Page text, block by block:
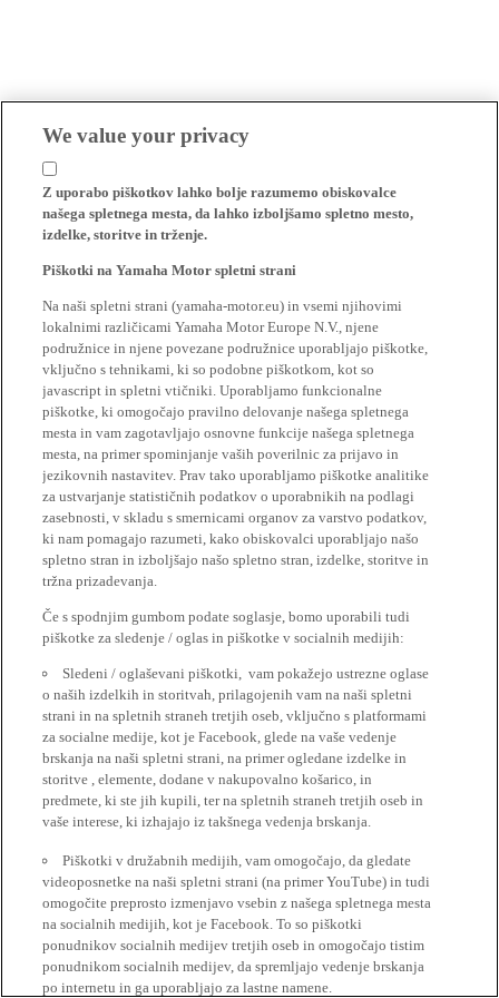
We value your privacy
Z uporabo piškotkov lahko bolje razumemo obiskovalce
našega spletnega mesta, da lahko izboljšamo spletno mesto,
izdelke, storitve in trženje.
Piškotki na Yamaha Motor spletni strani
Na naši spletni strani (yamaha-motor.eu) in vsemi njihovimi
lokalnimi različicami Yamaha Motor Europe N.V., njene
podružnice in njene povezane podružnice uporabljajo piškotke,
vključno s tehnikami, ki so podobne piškotkom, kot so
javascript in spletni vtičniki. Uporabljamo funkcionalne
piškotke, ki omogočajo pravilno delovanje našega spletnega
mesta in vam zagotavljajo osnovne funkcije našega spletnega
mesta, na primer spominjanje vaših poverilnic za prijavo in
jezikovnih nastavitev. Prav tako uporabljamo piškotke analitike
za ustvarjanje statističnih podatkov o uporabnikih na podlagi
zasebnosti, v skladu s smernicami organov za varstvo podatkov,
ki nam pomagajo razumeti, kako obiskovalci uporabljajo našo
spletno stran in izboljšajo našo spletno stran, izdelke, storitve in
tržna prizadevanja.
Če s spodnjim gumbom podate soglasje, bomo uporabili tudi
piškotke za sledenje / oglas in piškotke v socialnih medijih:
Sledeni / oglaševani piškotki, vam pokažejo ustrezne oglase
o naših izdelkih in storitvah, prilagojenih vam na naši spletni
strani in na spletnih straneh tretjih oseb, vključno s platformami
za socialne medije, kot je Facebook, glede na vaše vedenje
brskanja na naši spletni strani, na primer ogledane izdelke in
storitve , elemente, dodane v nakupovalno košarico, in
predmete, ki ste jih kupili, ter na spletnih straneh tretjih oseb in
vaše interese, ki izhajajo iz takšnega vedenja brskanja.
Piškotki v družabnih medijih, vam omogočajo, da gledate
videoposnetke na naši spletni strani (na primer YouTube) in tudi
omogočite preprosto izmenjavo vsebin z našega spletnega mesta
na socialnih medijih, kot je Facebook. To so piškotki
ponudnikov socialnih medijev tretjih oseb in omogočajo tistim
ponudnikom socialnih medijev, da spremljajo vedenje brskanja
po internetu in ga uporabljajo za lastne namene.